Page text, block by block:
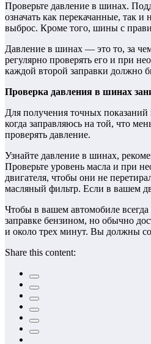
Проверьте давление в шинах.
означать как перекачанные, так
выброс. Кроме того, шины с
Давление в шинах — это то, за
регулярно проверять его и при
каждой второй заправки должно
Проверка давления в шинах
Для получения точных показаний
когда заправляюсь на той, что
проверять давление.
Узнайте давление в шинах,
Проверьте уровень масла и при
двигателя, чтобы они не
масляный фильтр. Если в вашем
Чтобы в вашем автомобиле всегда
заправке бензином, но обычно
и около трех минут. Вы должны
Share this content: